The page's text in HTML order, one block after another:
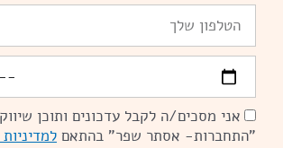
הסכמהאני מסכים/ה לקבל עדכונים ותוכן
"התחברות- אסתר שפר" בהתאם